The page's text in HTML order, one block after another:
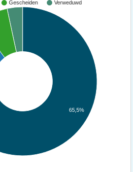
Gescheiden Verweduwd
65,5%